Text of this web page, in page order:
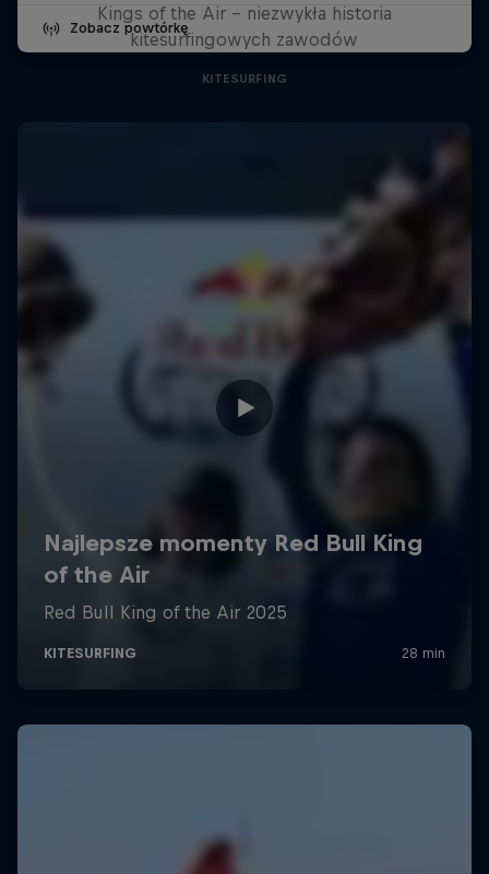
Zobacz powtórkę
Kings of the Air - niezwykła historia
kitesurfingowych zawodów
KITESURFING